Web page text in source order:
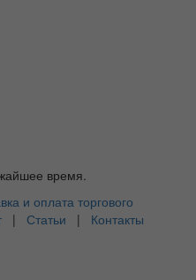
время.
и оплата торгового
| Статьи | Контакты